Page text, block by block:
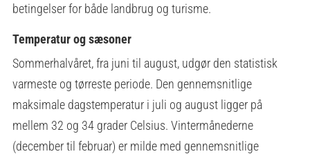
betingelser for både landbrug og turisme.
Temperatur og sæsoner
Sommerhalvåret, fra juni til august, udgør den statistisk
varmeste og tørreste periode. Den gennemsnitlige
maksimale dagstemperatur i juli og august ligger på
mellem 32 og 34 grader Celsius. Vintermånederne
(december til februar) er milde med gennemsnitlige